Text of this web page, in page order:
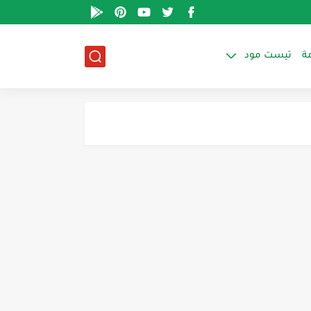
تيست مود